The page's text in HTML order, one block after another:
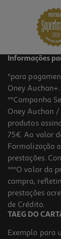
Pastilhas
75.88 €/Kg
1,29 €
Informações
*para
Oney Auchan+.
**Campanha
Oney Auchan
produtos
75€. Ao valor
Formalização
prestações.
***O valor da
compra,
prestações
de Crédito.
TAEG DO
Exemplo para